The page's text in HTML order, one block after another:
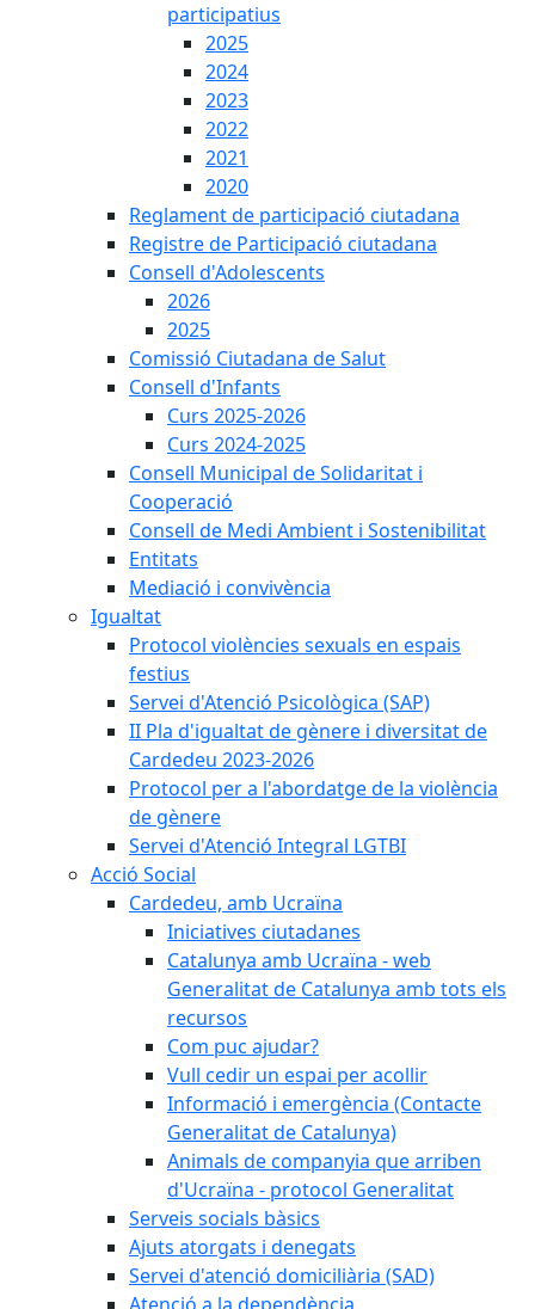
participatius
2025
2024
2023
2022
2021
2020
Reglament de participació ciutadana
Registre de Participació ciutadana
Consell d'Adolescents
2026
2025
Comissió Ciutadana de Salut
Consell d'Infants
Curs 2025-2026
Curs 2024-2025
Consell Municipal de Solidaritat i
Cooperació
Consell de Medi Ambient i Sostenibilitat
Entitats
Mediació i convivència
Igualtat
Protocol violències sexuals en espais
festius
Servei d'Atenció Psicològica (SAP)
II Pla d'igualtat de gènere i diversitat de
Cardedeu 2023-2026
Protocol per a l'abordatge de la violència
de gènere
Servei d'Atenció Integral LGTBI
Acció Social
Cardedeu, amb Ucraïna
Iniciatives ciutadanes
Catalunya amb Ucraïna - web
Generalitat de Catalunya amb tots els
recursos
Com puc ajudar?
Vull cedir un espai per acollir
Informació i emergència (Contacte
Generalitat de Catalunya)
Animals de companyia que arriben
d'Ucraïna - protocol Generalitat
Serveis socials bàsics
Ajuts atorgats i denegats
Servei d'atenció domiciliària (SAD)